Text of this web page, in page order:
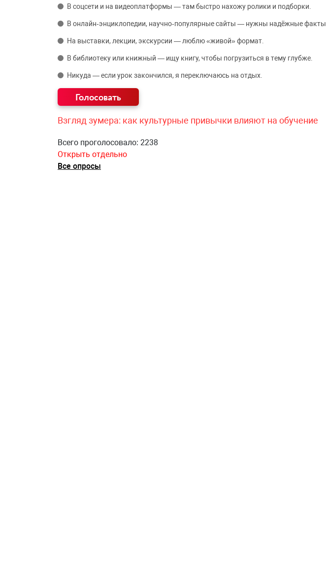
В соцсети и на видеоплатформы — там быстро нахожу ролики и подборки.
В онлайн‑энциклопедии, научно‑популярные сайты — нужны надёжные факты.
На выставки, лекции, экскурсии — люблю «живой» формат.
В библиотеку или книжный — ищу книгу, чтобы погрузиться в тему глубже.
Никуда — если урок закончился, я переключаюсь на отдых.
Взгляд зумера: как культурные привычки влияют на обучение
Всего проголосовало: 2238
Открыть отдельно
Все опросы